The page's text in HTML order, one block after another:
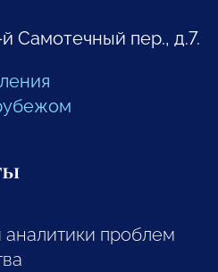
Самотечный пер., д.7.
аналитики проблем